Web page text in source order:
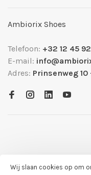
Ambiorix Shoes
Telefoon: +32 12 45
E-mail:
Adres: Prinsenweg
Wij slaan cookies op om